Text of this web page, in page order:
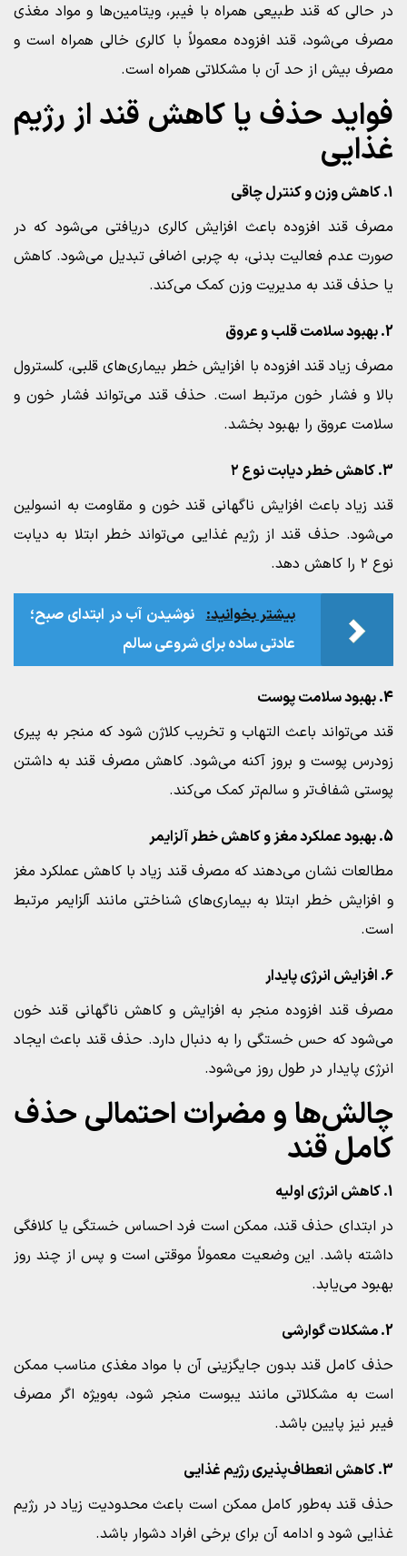
در حالی که قند طبیعی همراه با فیبر، ویتامین‌ها و مواد مغذی
مصرف می‌شود، قند افزوده معمولاً با کالری خالی همراه است و
مصرف بیش از حد آن با مشکلاتی همراه است.
فواید حذف یا کاهش قند از رژیم
غذایی
1. کاهش وزن و کنترل چاقی
مصرف قند افزوده باعث افزایش کالری دریافتی می‌شود که در
صورت عدم فعالیت بدنی، به چربی اضافی تبدیل می‌شود. کاهش
یا حذف قند به مدیریت وزن کمک می‌کند.
2. بهبود سلامت قلب و عروق
مصرف زیاد قند افزوده با افزایش خطر بیماری‌های قلبی، کلسترول
بالا و فشار خون مرتبط است. حذف قند می‌تواند فشار خون و
سلامت عروق را بهبود بخشد.
3. کاهش خطر دیابت نوع ۲
قند زیاد باعث افزایش ناگهانی قند خون و مقاومت به انسولین
می‌شود. حذف قند از رژیم غذایی می‌تواند خطر ابتلا به دیابت
نوع ۲ را کاهش دهد.
بیشتر بخوانید: نوشیدن آب در ابتدای صبح؛
عادتی ساده برای شروعی سالم
4. بهبود سلامت پوست
قند می‌تواند باعث التهاب و تخریب کلاژن شود که منجر به پیری
زودرس پوست و بروز آکنه می‌شود. کاهش مصرف قند به داشتن
پوستی شفاف‌تر و سالم‌تر کمک می‌کند.
5. بهبود عملکرد مغز و کاهش خطر آلزایمر
مطالعات نشان می‌دهند که مصرف قند زیاد با کاهش عملکرد مغز
و افزایش خطر ابتلا به بیماری‌های شناختی مانند آلزایمر مرتبط
است.
6. افزایش انرژی پایدار
مصرف قند افزوده منجر به افزایش و کاهش ناگهانی قند خون
می‌شود که حس خستگی را به دنبال دارد. حذف قند باعث ایجاد
انرژی پایدار در طول روز می‌شود.
چالش‌ها و مضرات احتمالی حذف
کامل قند
1. کاهش انرژی اولیه
در ابتدای حذف قند، ممکن است فرد احساس خستگی یا کلافگی
داشته باشد. این وضعیت معمولاً موقتی است و پس از چند روز
بهبود می‌یابد.
2. مشکلات گوارشی
حذف کامل قند بدون جایگزینی آن با مواد مغذی مناسب ممکن
است به مشکلاتی مانند یبوست منجر شود، به‌ویژه اگر مصرف
فیبر نیز پایین باشد.
3. کاهش انعطاف‌پذیری رژیم غذایی
حذف قند به‌طور کامل ممکن است باعث محدودیت زیاد در رژیم
غذایی شود و ادامه آن برای برخی افراد دشوار باشد.